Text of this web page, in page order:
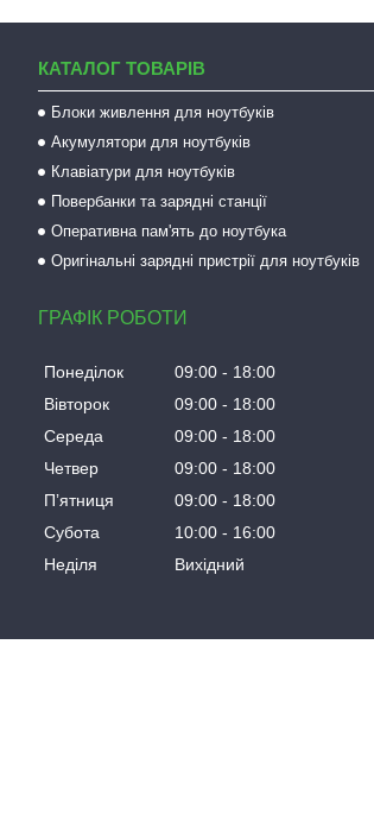
КАТАЛОГ ТОВАРІВ
Блоки живлення для ноутбуків
Акумулятори для ноутбуків
Клавіатури для ноутбуків
Повербанки та зарядні станції
Оперативна пам'ять до ноутбука
Оригінальні зарядні пристрії для ноутбуків
ГРАФІК РОБОТИ
Понеділок 09:00
18:00
Вівторок
09:00
18:00
Середа
09:00
18:00
Четвер
09:00
18:00
Пʼятниця
09:00
18:00
Субота
10:00
16:00
Неділя
Вихідний